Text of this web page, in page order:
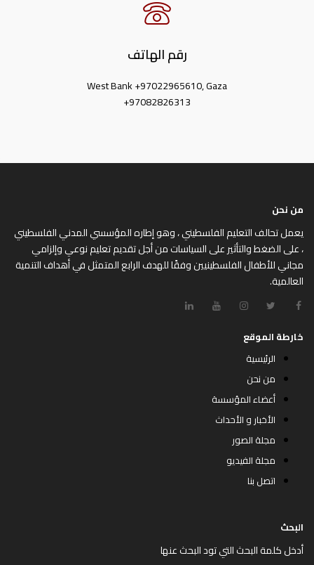
رقم الهاتف
West Bank +97022965610, Gaza
+97082826313
من نحن
يعمل تحالف التعليم الفلسطيني ، وهو إطاره المؤسسي المدني الفلسطيني
، على الضغط والتأثير على السياسات من أجل تقديم تعليم نوعي وإلزامي
مجاني للأطفال الفلسطينيين وفقًا للهدف الرابع المتمثل في أهداف التنمية
العالمية.
خارطة الموقع
الرئيسية
من نحن
أعضاء المؤسسة
الأخبار و الأحداث
مجلة الصور
مجلة الفيديو
اتصل بنا
البحث
أدخل كلمة البحث التي تود البحث عنها